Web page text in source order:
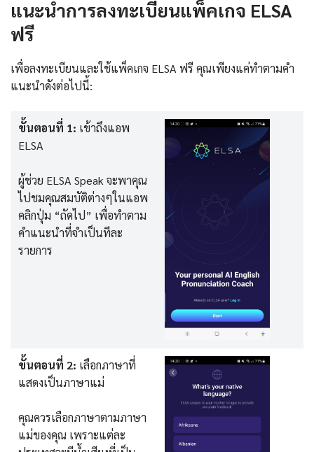
แนะนำการลงทะเบียนแพ็คเกจ ELSA
ฟรี
เพื่อลงทะเบียนและใช้แพ็คเกจ ELSA ฟรี คุณเพียงแค่ทำตามคำ
แนะนำดังต่อไปนี้:
ขั้นตอนที่ 1: เข้าถึงแอพ
ELSA
ผู้ช่วย ELSA Speak จะพาคุณ
ไปชมคุณสมบัติต่างๆในแอพ
คลิกปุ่ม “ถัดไป” เพื่อทำตาม
คำแนะนำที่จำเป็นทีละ
รายการ
ขั้นตอนที่ 2: เลือกภาษาที่
แสดงเป็นภาษาแม่
คุณควรเลือกภาษาตามภาษา
แม่ของคุณ เพราะแต่ละ